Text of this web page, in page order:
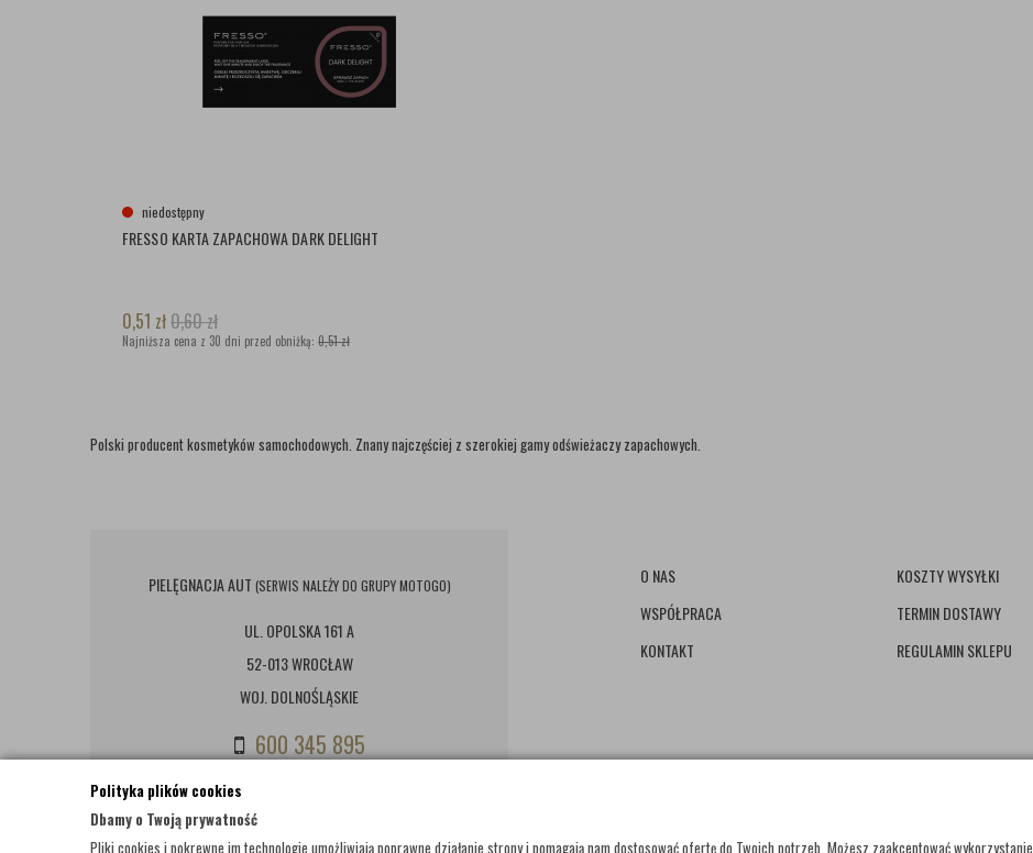
Polityka plików cookies
Dbamy o Twoją prywatność
Pliki cookies i pokrewne im technologie umożliwiają poprawne działanie strony i pomagają nam dostosować ofertę do Twoich potrzeb. Możesz zaakceptować wykorzystanie
niedostępny
FRESSO KARTA ZAPACHOWA DARK DELIGHT
0,51 zł0,60zł
Najniższa cena z 30 dni przed obniżką: 0,51 zł
Polski producent kosmetyków samochodowych. Znany najczęściej z szerokiej gamy odświeżaczy zapachowych.
PIELĘGNACJA AUT (SERWIS NALEŻY DO GRUPY MOTOGO)
UL. OPOLSKA 161 A
52-013 WROCŁAW
WOJ. DOLNOŚLĄSKIE
600 345 895
BIURO@PIELEGNACJAAUT.PL
O NAS
WSPÓŁPRACA
KONTAKT
KOSZTY WYSYŁKI
TERMIN DOSTAWY
REGULAMIN SKLEPU